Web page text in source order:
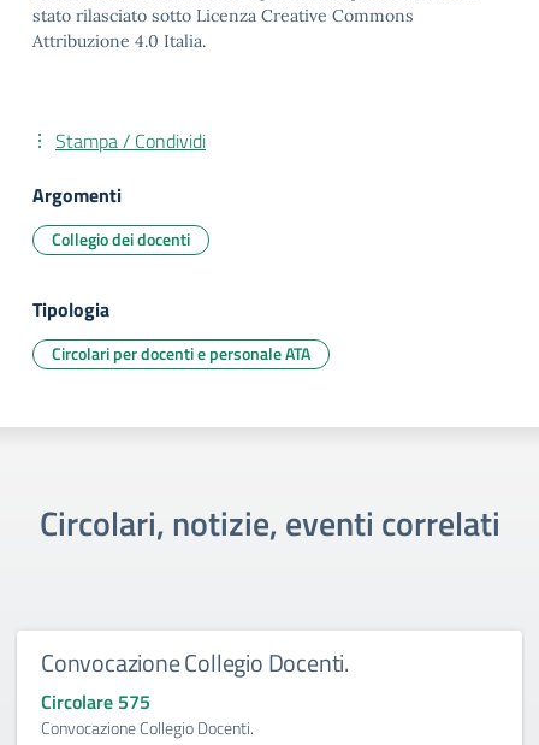
stato rilasciato sotto Licenza Creative Commons
Attribuzione 4.0 Italia.
Stampa / Condividi
Argomenti
Collegio dei docenti
Tipologia
Circolari per docenti e personale ATA
Circolari, notizie, eventi correlati
Convocazione Collegio Docenti.
Circolare 575
Convocazione Collegio Docenti.